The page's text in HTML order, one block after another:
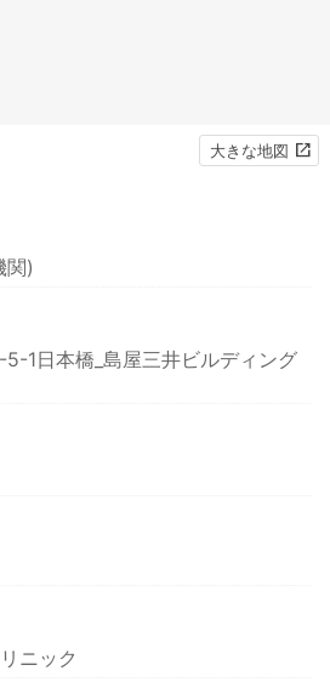
大きな地図
関)
1日本橋_島屋三井ビルディング
ニック